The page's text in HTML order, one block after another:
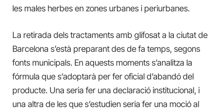
les males herbes en zones urbanes i periurbanes.
La retirada dels tractaments amb glifosat a la ciutat de
Barcelona s’està preparant des de fa temps, segons
fonts municipals. En aquests moments s’analitza la
fórmula que s’adoptarà per fer oficial d’abandó del
producte. Una seria fer una declaració institucional, i
una altra de les que s’estudien seria fer una moció al